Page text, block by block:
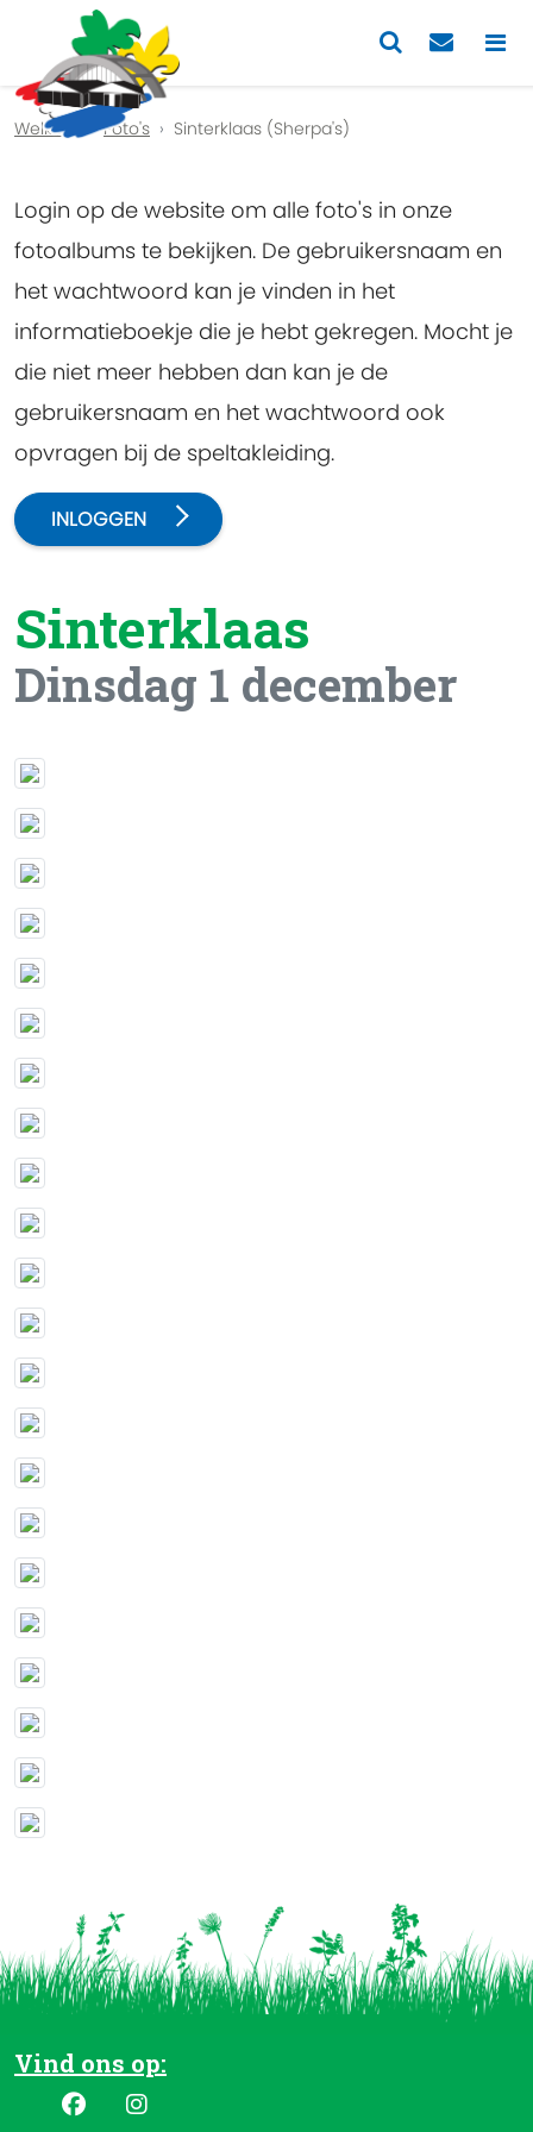
Previous
Welkom Foto's Sinterklaas (Sherpa's)
Login op de website om alle foto's in onze
fotoalbums te bekijken. De gebruikersnaam en
het wachtwoord kan je vinden in het
informatieboekje die je hebt gekregen. Mocht je
die niet meer hebben dan kan je de
gebruikersnaam en het wachtwoord ook
opvragen bij de speltakleiding.
INLOGGEN
Sinterklaas
Dinsdag 1 december
Vind ons op: